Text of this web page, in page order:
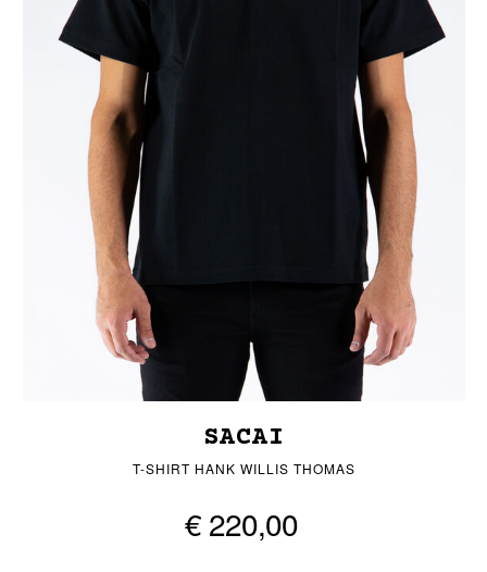
SACAI
T-SHIRT HANK WILLIS THOMAS
€ 220,00